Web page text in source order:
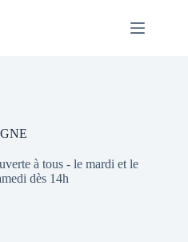
à tous - le mardi et le
dès 14h